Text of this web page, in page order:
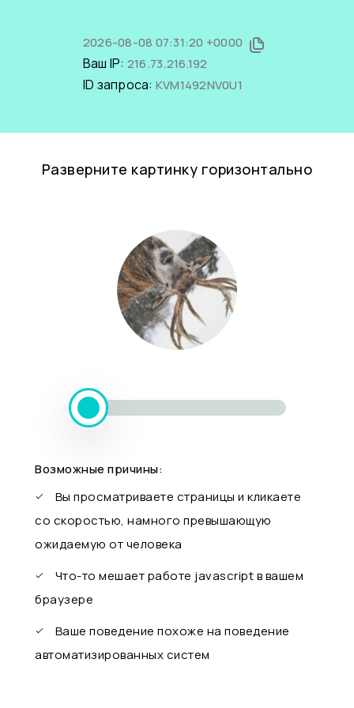
2026-08-08 07:31:20 +0000
Ваш IP: 216.73.216.192
ID запроса: KVM1492NV0U1
Разверните картинку горизонтально
Возможные причины:
Вы просматриваете страницы и кликаете
со скоростью, намного превышающую
ожидаемую от человека
Что-то мешает работе javascript в вашем
браузере
Ваше поведение похоже на поведение
автоматизированных систем